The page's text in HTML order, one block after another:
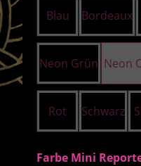
Blau Bordeaux
Neon Grün Neon
Rot Schwarz
Farbe Mini